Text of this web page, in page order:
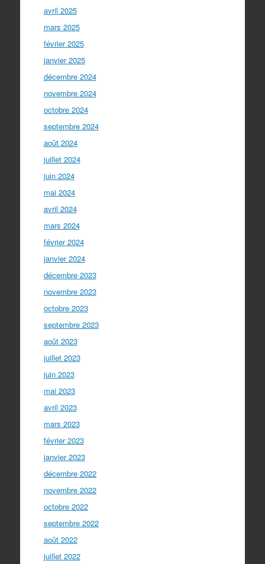
avril 2025
mars 2025
février 2025
janvier 2025
décembre 2024
novembre 2024
octobre 2024
septembre 2024
août 2024
juillet 2024
juin 2024
mai 2024
avril 2024
mars 2024
février 2024
janvier 2024
décembre 2023
novembre 2023
octobre 2023
septembre 2023
août 2023
juillet 2023
juin 2023
mai 2023
avril 2023
mars 2023
février 2023
janvier 2023
décembre 2022
novembre 2022
octobre 2022
septembre 2022
août 2022
juillet 2022